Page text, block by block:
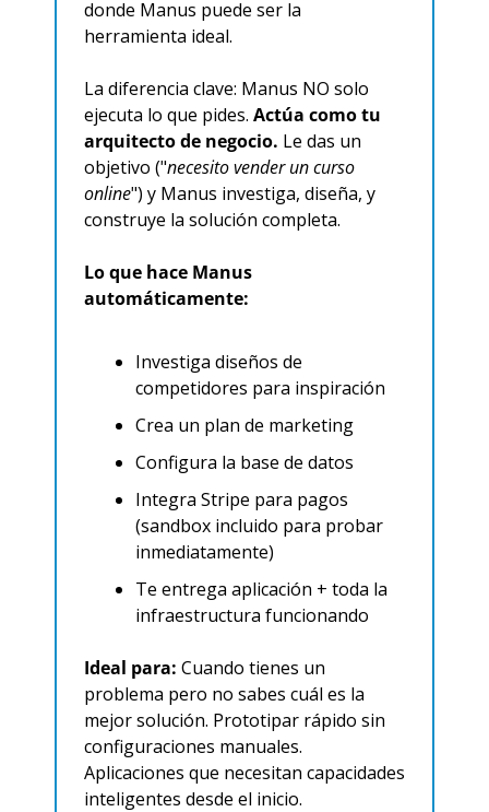
donde Manus puede ser la
herramienta ideal.
La diferencia clave: Manus NO solo
ejecuta lo que pides. Actúa como tu
arquitecto de negocio. Le das un
objetivo ("necesito vender un curso
online") y Manus investiga, diseña, y
construye la solución completa.
Lo que hace Manus
automáticamente:
Investiga diseños de
competidores para inspiración
Crea un plan de marketing
Configura la base de datos
Integra Stripe para pagos
(sandbox incluido para probar
inmediatamente)
Te entrega aplicación + toda la
infraestructura funcionando
Ideal para: Cuando tienes un
problema pero no sabes cuál es la
mejor solución. Prototipar rápido sin
configuraciones manuales.
Aplicaciones que necesitan capacidades
inteligentes desde el inicio.